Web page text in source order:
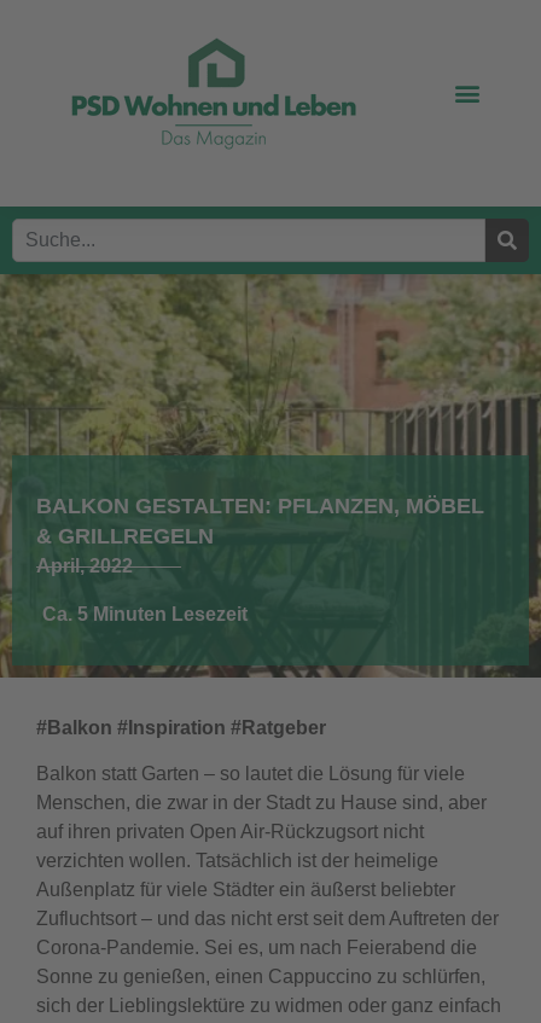
BALKON GESTALTEN: PFLANZEN, MÖBEL
& GRILLREGELN
April, 2022
Ca. 5 Minuten Lesezeit
#Balkon #Inspiration #Ratgeber
Balkon statt Garten – so lautet die Lösung für viele
Menschen, die zwar in der Stadt zu Hause sind, aber
auf ihren privaten Open Air-Rückzugsort nicht
verzichten wollen. Tatsächlich ist der heimelige
Außenplatz für viele Städter ein äußerst beliebter
Zufluchtsort – und das nicht erst seit dem Auftreten der
Corona-Pandemie. Sei es, um nach Feierabend die
Sonne zu genießen, einen Cappuccino zu schlürfen,
sich der Lieblingslektüre zu widmen oder ganz einfach